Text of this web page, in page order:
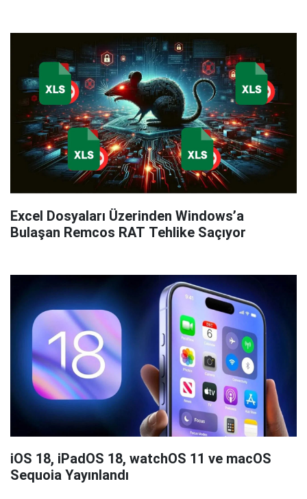
Excel Dosyaları Üzerinden Windows’a
Bulaşan Remcos RAT Tehlike Saçıyor
iOS 18, iPadOS 18, watchOS 11 ve macOS
Sequoia Yayınlandı